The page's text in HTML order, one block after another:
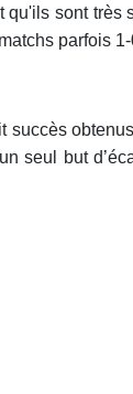
qu'ils sont très
parfois
succès
seul but